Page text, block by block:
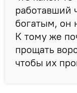
работавший
богатым, он
К тому же
прощать
чтобы их